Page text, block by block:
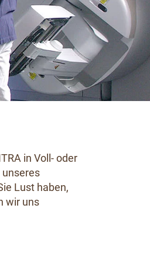
in Voll- oder
Lust haben,
wir uns